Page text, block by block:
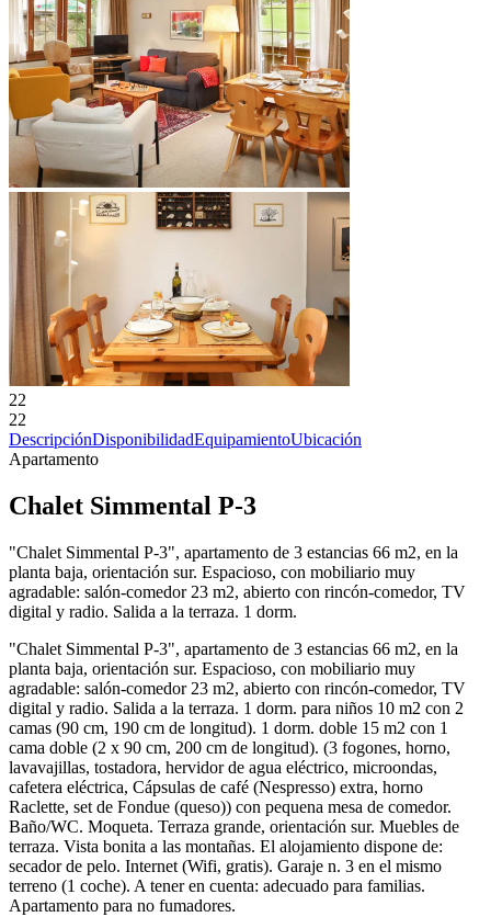
22
22
DescripciónDisponibilidadEquipamientoUbicación
Apartamento
Chalet Simmental P-3
"Chalet Simmental P-3", apartamento de 3 estancias 66 m2, en la
planta baja, orientación sur. Espacioso, con mobiliario muy
agradable: salón-comedor 23 m2, abierto con rincón-comedor, TV
digital y radio. Salida a la terraza. 1 dorm.
"Chalet Simmental P-3", apartamento de 3 estancias 66 m2, en la
planta baja, orientación sur. Espacioso, con mobiliario muy
agradable: salón-comedor 23 m2, abierto con rincón-comedor, TV
digital y radio. Salida a la terraza. 1 dorm. para niños 10 m2 con 2
camas (90 cm, 190 cm de longitud). 1 dorm. doble 15 m2 con 1
cama doble (2 x 90 cm, 200 cm de longitud). (3 fogones, horno,
lavavajillas, tostadora, hervidor de agua eléctrico, microondas,
cafetera eléctrica, Cápsulas de café (Nespresso) extra, horno
Raclette, set de Fondue (queso)) con pequena mesa de comedor.
Baño/WC. Moqueta. Terraza grande, orientación sur. Muebles de
terraza. Vista bonita a las montañas. El alojamiento dispone de:
secador de pelo. Internet (Wifi, gratis). Garaje n. 3 en el mismo
terreno (1 coche). A tener en cuenta: adecuado para familias.
Apartamento para no fumadores.